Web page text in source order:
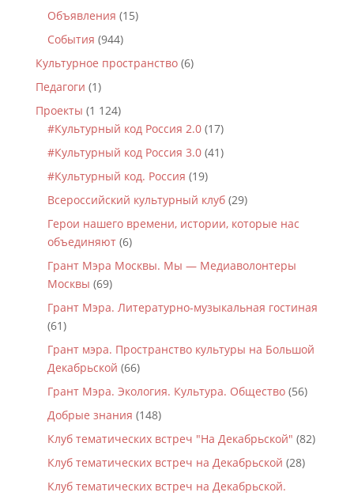
Объявления (15)
События (944)
Культурное пространство(6)
Педагоги (1)
Проекты (1 124)
#Культурный код Россия 2.0(17)
#Культурный код Россия 3.0(41)
#Культурный код. Россия (19)
Всероссийский культурный клуб(29)
Герои нашего времени, истории, которые нас
объединяют(6)
Грант Мэра Москвы. Мы — Медиаволонтеры
Москвы (69)
Грант Мэра. Литературно-музыкальная гостиная
(61)
Грант мэра. Пространство культуры на Большой
Декабрьской (66)
Грант Мэра. Экология. Культура. Общество(56)
Добрые знания (148)
Клуб тематических встреч "На Декабрьской" (82)
Клуб тематических встреч на Декабрьской (28)
Клуб тематических встреч на Декабрьской.